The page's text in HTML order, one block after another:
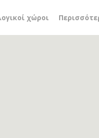
χώροι